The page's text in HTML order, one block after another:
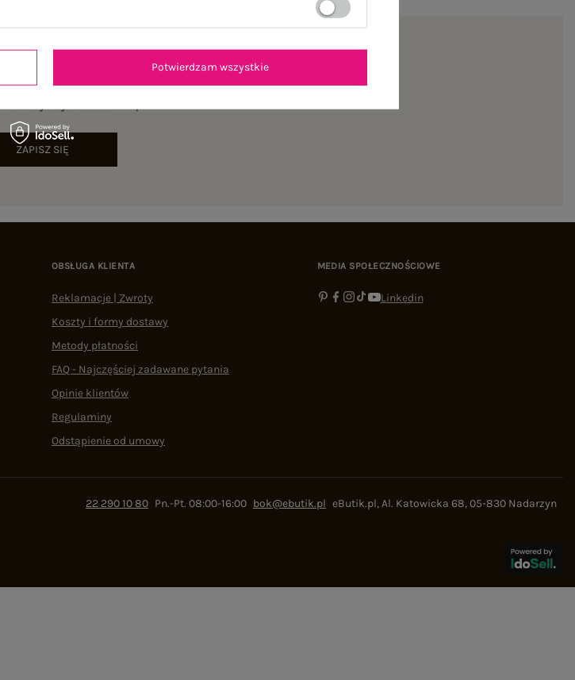
ZAPISZ SIĘ
OBSŁUGA KLIENTA
Reklamacje | Zwroty
Koszty i formy dostawy
Metody płatności
FAQ - Najczęściej zadawane pytania
Opinie klientów
Regulaminy
Odstąpienie od umowy
MEDIA SPOŁECZNOŚCIOWE
Linkedin
22 290 10 80 Pn.-Pt. 08:00-16:00 bok@ebutik.pl eButik.pl,Al. Katowicka 68,05-830 Nadarzyn
Potwierdzam wszystkie